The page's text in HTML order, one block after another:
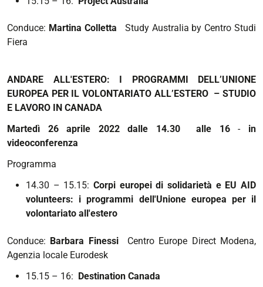
Conduce: Martina Colletta Study Australia by Centro Studi
Fiera
ANDARE ALL'ESTERO: I PROGRAMMI DELL’UNIONE
EUROPEA PER IL VOLONTARIATO ALL’ESTERO – STUDIO
E LAVORO IN CANADA
Martedì 26 aprile 2022 dalle 14.30 alle 16- in
videoconferenza
Programma
14.30 – 15.15: Corpi europei di solidarietà e EU AID
volunteers: i programmi dell'Unione europea per il
volontariato all'estero
Conduce: Barbara Finessi
Centro Europe Direct Modena,
Agenzia locale Eurodesk
15.15 – 16: Destination Canada